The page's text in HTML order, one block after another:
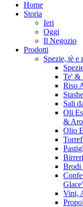
Home
Storia
Ieri
Oggi
Il Negozio
Prodotti
Spezie, tè e
Te' &
Riso
Sali
Oli
&
Olio
Brodi
Vini,